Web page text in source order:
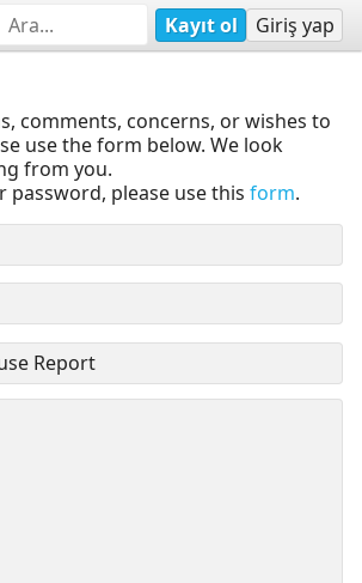
Kayıt ol Giriş yap
comments, concerns, or wishes to
use the form below. We look
from you.
please use this form.